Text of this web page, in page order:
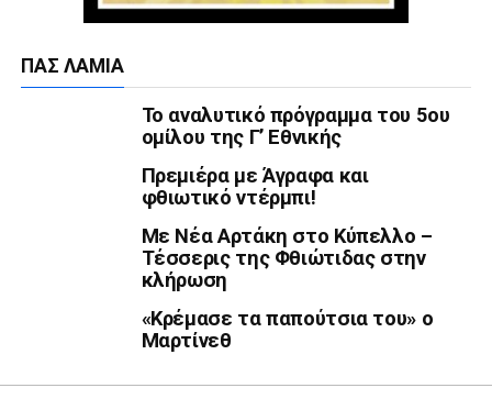
ΠΑΣ ΛΑΜΊΑ
Το αναλυτικό πρόγραμμα του 5ου
ομίλου της Γ’ Εθνικής
Πρεμιέρα με Άγραφα και
φθιωτικό ντέρμπι!
Με Νέα Αρτάκη στο Κύπελλο –
Τέσσερις της Φθιώτιδας στην
κλήρωση
«Κρέμασε τα παπούτσια του» ο
Μαρτίνεθ